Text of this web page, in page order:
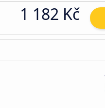
1 182 Kč